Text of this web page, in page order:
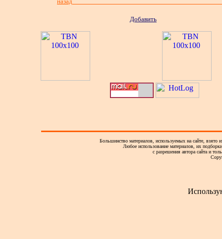
Добавить
Большинство материалов, используемых на сайте, взято
Любое использование материалов, их
с разрешения автора сайта и